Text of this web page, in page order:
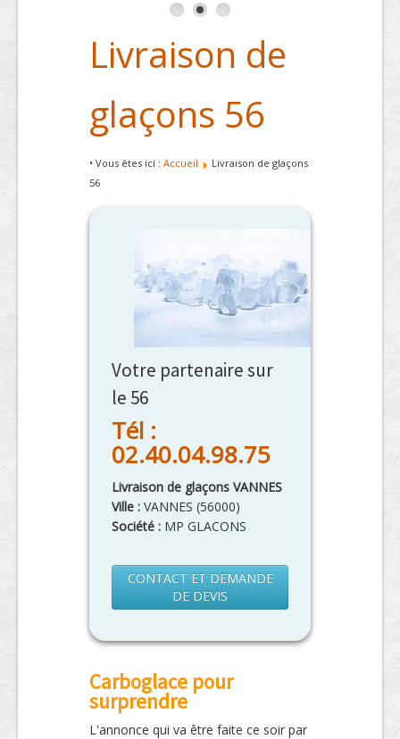
Livraison de
glaçons 56
• Vous êtes ici : Accueil
Livraison de glaçons
56
Votre partenaire sur
le 56
Tél :
02.40.04.98.75
Livraison de glaçons VANNES
Ville : VANNES (56000)
Société : MP GLACONS
CONTACT ET DEMANDE
DE DEVIS
Carboglace pour
surprendre
L'annonce qui va être faite ce soir par